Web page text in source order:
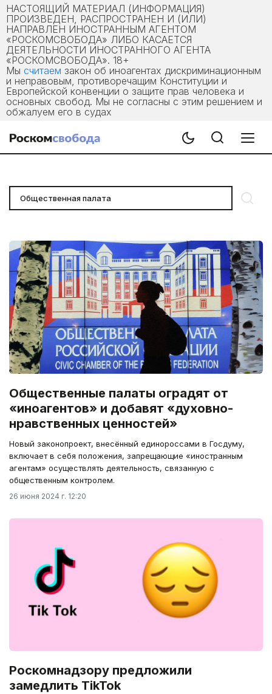
НАСТОЯЩИЙ МАТЕРИАЛ (ИНФОРМАЦИЯ)
ПРОИЗВЕДЕН, РАСПРОСТРАНЕН И (ИЛИ)
НАПРАВЛЕН ИНОСТРАННЫМ АГЕНТОМ
«РОСКОМСВОБОДА» ЛИБО КАСАЕТСЯ
ДЕЯТЕЛЬНОСТИ ИНОСТРАННОГО АГЕНТА
«РОСКОМСВОБОДА». 18+
Мы считаем закон об иноагентах дискриминационным
и неправовым, противоречащим Конституции и
Европейской конвенции о защите прав человека и
основных свобод. Мы не согласны с этим решением и
обжалуем его в судах
Общественные палаты оградят от
«иноагентов» и добавят «духовно-
нравственных ценностей»
Новый законопроект, внесённый единороссами в Госдуму,
включает в себя положения, запрещающие «иностранным
агентам» осуществлять деятельность, связанную с
общественным контролем.
26 июня 2024 г. 12:20
Роскомнадзору предложили
замедлить TikTok